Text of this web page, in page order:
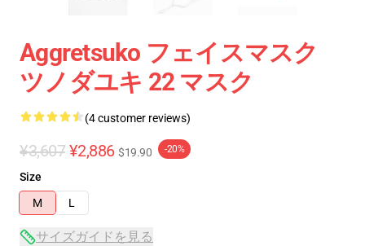
Aggretsuko フェイスマスク
ツノダユキ 22 マスク
(4 customer reviews)
¥3,607 ¥2,886 $19.90 -20%
Size
M
L
サイズガイドを見る